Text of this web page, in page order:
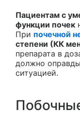
Пациентам с
функции почек
При почечной
степени (КК
препарата в
должно
ситуацией.